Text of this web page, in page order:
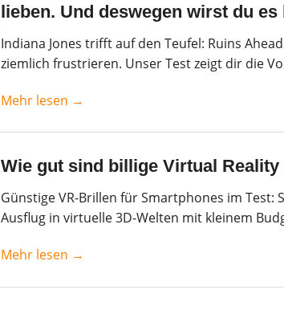
lieben. Und deswegen wirst du es
Indiana Jones trifft auf den Teufel: Ruins
ziemlich frustrieren. Unser Test zeigt dir die
Mehr lesen →
Wie gut sind billige Virtual
Günstige VR-Brillen für Smartphones im Test:
Ausflug in virtuelle 3D-Welten mit kleinem
Mehr lesen →